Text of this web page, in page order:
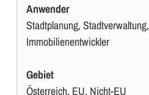
Anwender
Stadtplanung,
Immobilienentwickler
Gebiet
Österreich, EU, Nicht-EU